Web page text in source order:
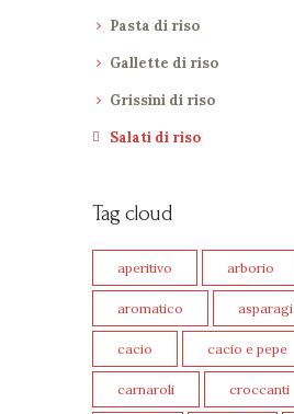
Pasta di riso
Gallette di riso
Grissini di riso
Salati di riso
Tag cloud
aperitivo arborio
aromatico asparagi
cacio cacio e pepe
carnaroli croccanti